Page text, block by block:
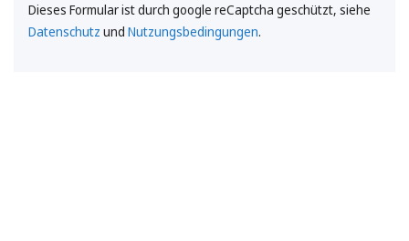
Dieses Formular ist durch google reCaptcha geschützt, siehe
Datenschutz und Nutzungsbedingungen.